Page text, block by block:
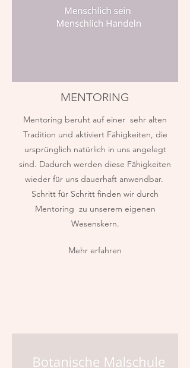
MENTORING
Mentoring beruht auf einer sehr alten
Tradition und aktiviert Fähigkeiten, die
ursprünglich natürlich in uns angelegt
sind. Dadurch werden diese Fähigkeiten
wieder für uns dauerhaft anwendbar.
Schritt für Schritt finden wir durch
Mentoring zu unserem eigenen
Wesenskern.
Mehr erfahren